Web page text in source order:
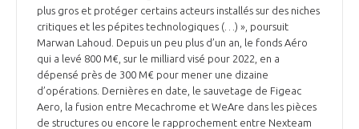
COMPÉTITIVITÉ
EMPLOI & FORMATION
ENVIRONNEMENT
LES PUBLICATIONS
DOCUMENTS & BROCHURES
RAPPORTS D'ACTIVITÉS
plus gros et protéger certains acteurs installés sur des niches
critiques et les pépites technologiques (…) », poursuit
Marwan Lahoud. Depuis un peu plus d’un an, le fonds Aéro
qui a levé 800 M€, sur le milliard visé pour 2022, en a
dépensé près de 300 M€ pour mener une dizaine
d’opérations. Dernières en date, le sauvetage de Figeac
Aero, la fusion entre Mecachrome et WeAre dans les pièces
de structures ou encore le rapprochement entre Nexteam